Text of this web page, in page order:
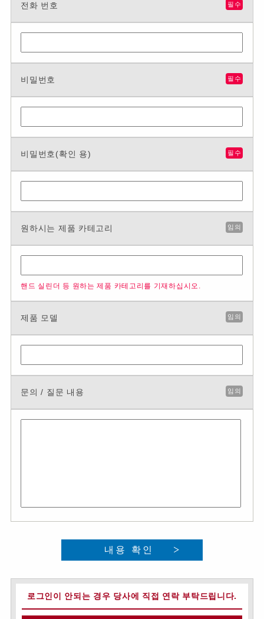
전화 번호 필수
비밀번호 필수
비밀번호(확인 용) 필수
원하시는 제품 카테고리 임의
핸드 실린더 등 원하는 제품 카테고리를 기재하십시오.
제품 모델 임의
문의 / 질문 내용 임의
내용 확인
로그인이 안되는 경우 당사에 직접 연락 부탁드립니다.